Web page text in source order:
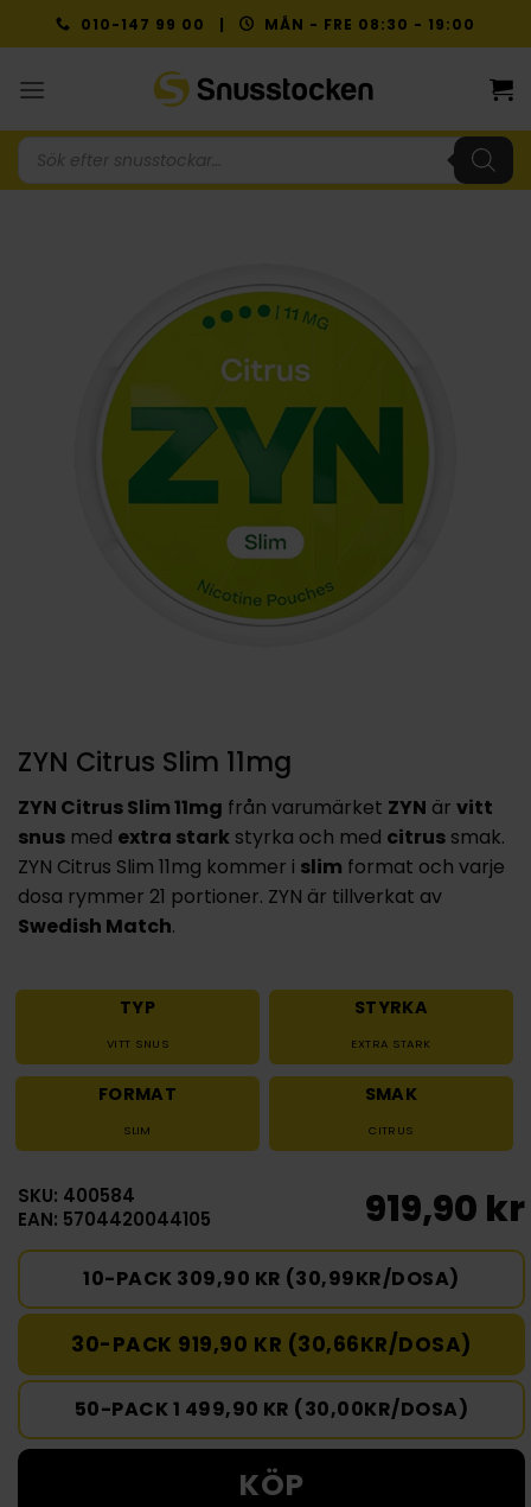
to
010-147 99 00 | MÅN - FRE 08:30 - 19:00
Produktsökning
ZYN Citrus Slim 11mg
ZYN Citrus Slim 11mg från varumärket ZYN är vitt
snus med extra stark styrka och med citrus smak.
ZYN Citrus Slim 11mg kommer i slim format och varje
dosa rymmer 21 portioner. ZYN är tillverkat av
Swedish Match.
TYP
VITT SNUS
STYRKA
EXTRA STARK
FORMAT
SLIM
SMAK
CITRUS
SKU: 400584
EAN: 5704420044105
919,90 kr
10-PACK 309,90 KR (30,99KR/DOSA)
30-PACK 919,90 KR (30,66KR/DOSA)
50-PACK 1 499,90 KR (30,00KR/DOSA)
KÖP